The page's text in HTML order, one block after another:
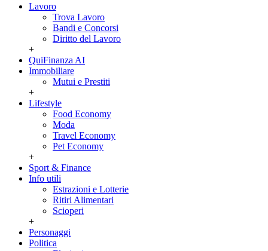
Lavoro
Trova Lavoro
Bandi e Concorsi
Diritto del Lavoro
+
QuiFinanza AI
Immobiliare
Mutui e Prestiti
+
Lifestyle
Food Economy
Moda
Travel Economy
Pet Economy
+
Sport & Finance
Info utili
Estrazioni e Lotterie
Ritiri Alimentari
Scioperi
+
Personaggi
Politica